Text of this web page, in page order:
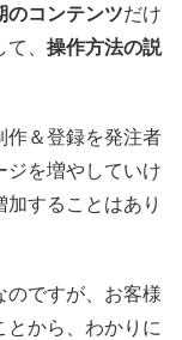
のコンテンツだけ
、 操作方法の説
作＆登録を発注者
ジを増やしていけ
することはあり
のですが、お客様
とから、わかりに